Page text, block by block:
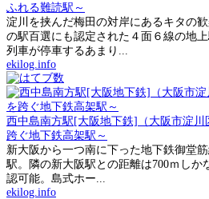
ふれる難読駅～
淀川を挟んだ梅田の対岸にあるキタの
の駅百選にも認定された４面６線の地
列車が停車するあまり...
ekilog.info
西中島南方駅[大阪地下鉄]（大阪市淀
跨ぐ地下鉄高架駅～
新大阪から一つ南に下った地下鉄御堂
駅。隣の新大阪駅との距離は700ｍしか
認可能。島式ホー...
ekilog.info